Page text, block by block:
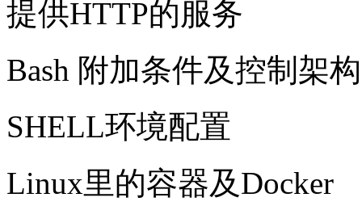
提供HTTP的服务
Bash 附加条件及控制架构
SHELL环境配置
Linux里的容器及Docker